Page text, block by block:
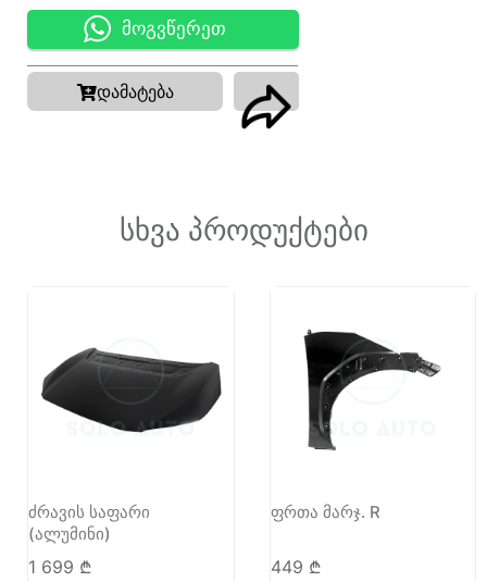
მოგვწერეთ
დამატება
სხვა პროდუქტები
ძრავის საფარი
(ალუმინი)
1 699 ₾
ფრთა მარჯ. R
449 ₾